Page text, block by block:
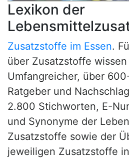
Lexikon der
Zusatzstoffe im Essen.
über Zusatzstoffe
Umfangreicher, über
Ratgeber und
2.800 Stichworten, E-
und Synonyme der
Zusatzstoffe sowie der
jeweiligen Zusatzstoffe